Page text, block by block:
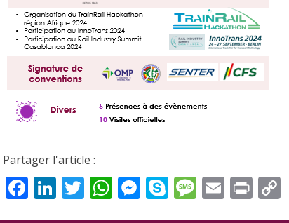
Partager l'article :
Facebook
LinkedIn
Twitter
WhatsApp
Messenger
SkypeMessage
Email
Print